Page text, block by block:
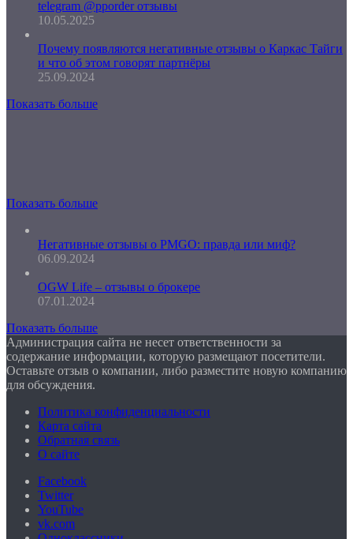
telegram @pporder отзывы
10.05.2025
Почему появляются негативные отзывы о Каркас Тайги
и что об этом говорят партнёры
25.09.2024
Показать больше
Показать больше
Негативные отзывы о PMGO: правда или миф?
06.09.2024
OGW Life – отзывы о брокере
07.01.2024
Показать больше
Администрация сайта не несет ответственности за
содержание информации, которую размещают посетители.
Оставьте отзыв о компании, либо разместите новую компанию
для обсуждения.
Политика конфиденциальности
Карта сайта
Обратная связь
О сайте
Facebook
Twitter
YouTube
vk.com